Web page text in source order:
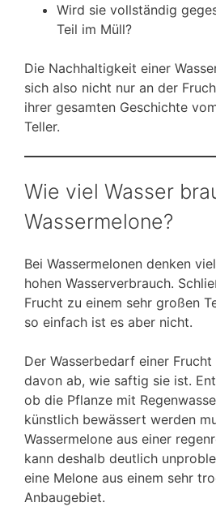
Wird sie vollständig
Teil im Müll?
Die Nachhaltigkeit einer
sich also nicht nur an der
ihrer gesamten Geschichte
Teller.
Wie viel Wasser
Wassermelone?
Bei Wassermelonen denken
hohen Wasserverbrauch.
Frucht zu einem sehr großen
so einfach ist es aber nicht.
Der Wasserbedarf einer
davon ab, wie saftig sie ist.
ob die Pflanze mit
künstlich bewässert werden
Wassermelone aus einer
kann deshalb deutlich
eine Melone aus einem sehr
Anbaugebiet.